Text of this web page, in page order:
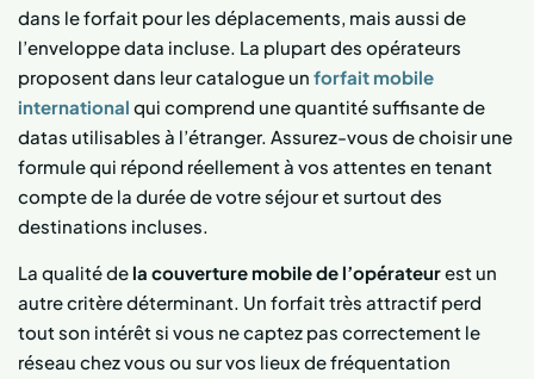
dans le forfait pour les déplacements, mais aussi de
l’enveloppe data incluse. La plupart des opérateurs
proposent dans leur catalogue un forfait mobile
international qui comprend une quantité suffisante de
datas utilisables à l’étranger. Assurez-vous de choisir une
formule qui répond réellement à vos attentes en tenant
compte de la durée de votre séjour et surtout des
destinations incluses.
La qualité de la couverture mobile de l’opérateurest un
autre critère déterminant. Un forfait très attractif perd
tout son intérêt si vous ne captez pas correctement le
réseau chez vous ou sur vos lieux de fréquentation